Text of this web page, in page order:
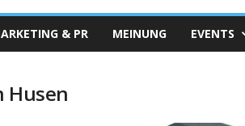
& PR MEINUNG EVENTS
Husen